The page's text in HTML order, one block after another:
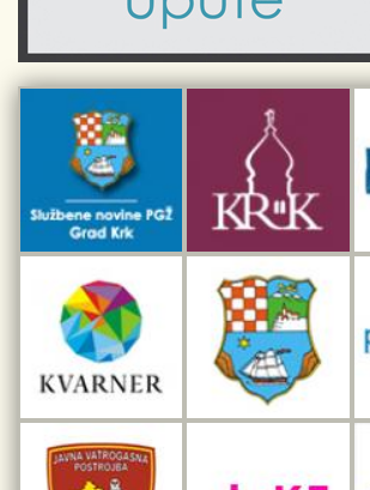
Sport i rekreacija
Kulturno-turistička ruta Putovima Frankopana
Dar iz Krka
Interpretacijski centar pomorske baštine